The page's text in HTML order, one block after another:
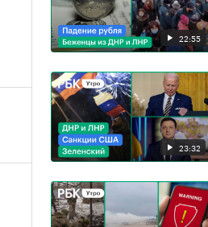
22:55
23:32